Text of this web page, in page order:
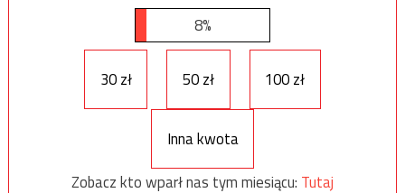
8%
30 zł 50 zł 100 zł
Inna kwota
Zobacz kto wparł nas tym miesiącu: Tutaj